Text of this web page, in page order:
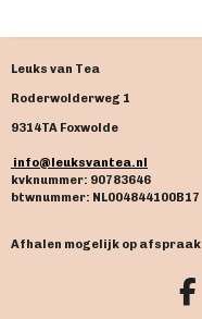
Leuks van Tea
Roderwolderweg 1
9314TA Foxwolde
info@leuksvantea.nl
kvknummer: 90783646
btwnummer: NL004844100B17
Afhalen mogelijk op afspraak
F